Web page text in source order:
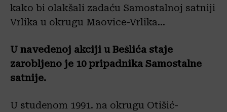
kako bi olakšali zadaću Samostalnoj satniji
Vrlika u okrugu Maovice-Vrlika…
U navedenoj akciji u Bešlića staje
zarobljeno je 10 pripadnika Samostalne
satnije.
U studenom 1991. na okrugu Otišić-